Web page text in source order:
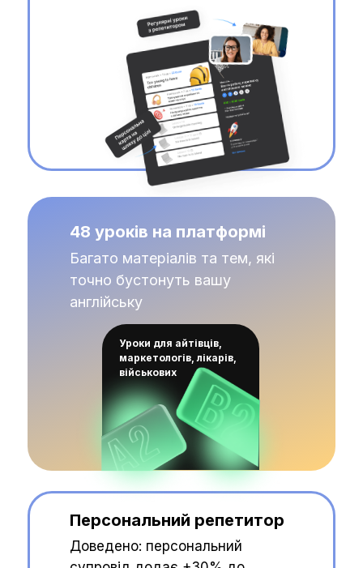
Персональний репетитор
Доведено: персональний
48 уроків на платформі
Багато матеріалів та тем, які
точно бустонуть вашу
англійську
Уроки для айтівців,
маркетологів, лікарів,
військових